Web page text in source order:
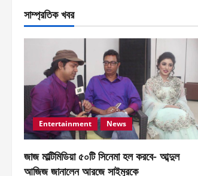
সাম্প্রতিক খবর
Entertainment News
জাজ মাল্টিমিডিয়া ৫০টি সিনেমা হল করবে- আব্দুল
আজিজ জানালেন আরজে সাইমুরকে